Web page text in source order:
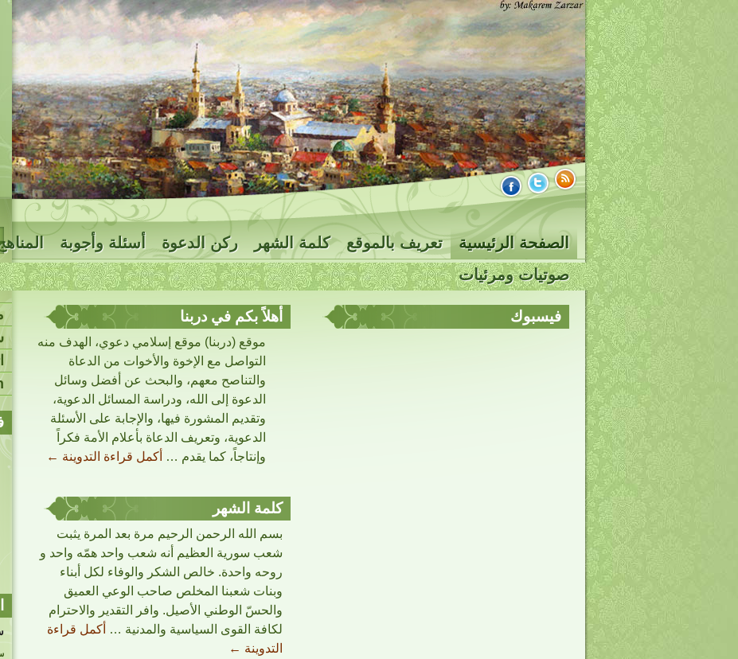
الصفحة الرئيسية تعريف بالموقع كلمة الشهر ركن الدعوة أسئلة وأجوبة
صوتيات ومرئيات
فيسبوك أهلاً بكم في دربنا
موقع (دربنا) موقع إسلامي دعوي، الهدف منه
التواصل مع الإخوة والأخوات من الدعاة
والتناصح معهم، والبحث عن أفضل وسائل
الدعوة إلى الله، ودراسة المسائل الدعوية،
وتقديم المشورة فيها، والإجابة على الأسئلة
الدعوية، وتعريف الدعاة بأعلام الأمة فكراً
وإنتاجاً، كما يقدم … أكمل قراءة التدوينة ←
كلمة الشهر
بسم الله الرحمن الرحيم مرة بعد المرة يثبت
شعب سورية العظيم أنه شعب واحد همّه واحد و
روحه واحدة. خالص الشكر والوفاء لكل أبناء
وبنات شعبنا المخلص صاحب الوعي العميق
والحسّ الوطني الأصيل. وافر التقدير والاحترام
لكافة القوى السياسية والمدنية … أكمل قراءة
التدوينة ←